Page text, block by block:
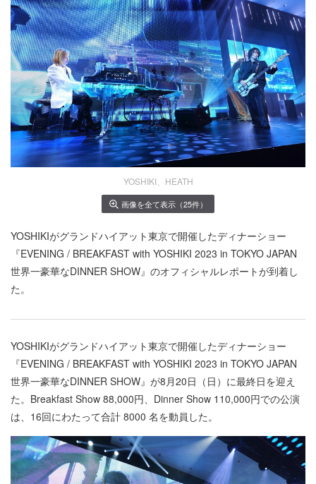
YOSHIKI、HEATH
画像を全て表示（25件）
YOSHIKIがグランドハイアット東京で開催したディナーショー
『EVENING / BREAKFAST with YOSHIKI 2023 in TOKYO JAPAN
世界一豪華なDINNER SHOW』のオフィシャルレポートが到着し
た。
YOSHIKIがグランドハイアット東京で開催したディナーショー
『EVENING / BREAKFAST with YOSHIKI 2023 in TOKYO JAPAN
世界一豪華なDINNER SHOW』が8月20日（日）に最終日を迎え
た。Breakfast Show 88,000円、Dinner Show 110,000円での公演
は、16回にわたって合計 8000 名を動員した。